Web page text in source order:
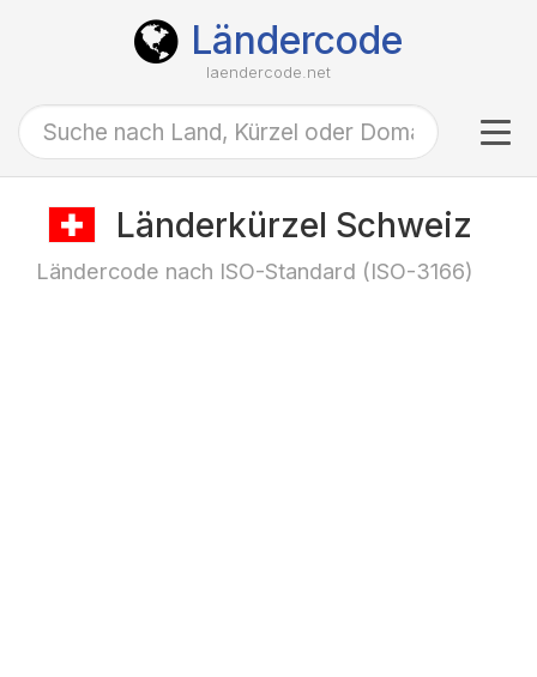
Ländercode
laendercode.net
Länderkürzel Schweiz
Ländercode nach ISO-Standard (ISO-3166)